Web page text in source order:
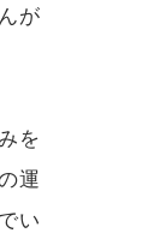
が
を
運
い